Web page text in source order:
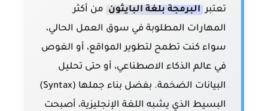
تعتبر البرمجة بلغة البايثون من أكثر
المهارات المطلوبة في سوق العمل الحالي،
سواء كنت تطمح لتطوير المواقع، أو الغوص
في عالم الذكاء الاصطناعي، أو حتى تحليل
البيانات الضخمة. بفضل بناء جملها (Syntax)
البسيط الذي يشبه اللغة الإنجليزية، أصبحت